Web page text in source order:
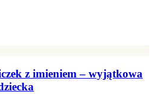
z imieniem – wyjątkowa